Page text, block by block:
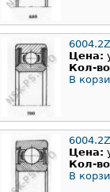
6004.2Z
Цена:
Кол-
В
Цена:
Кол-
В